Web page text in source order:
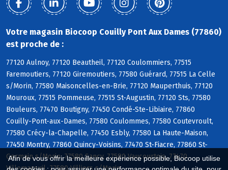
Afin de vous offrir la meilleure expérience possible, Biocoop utilise
Votre magasin Biocoop Couilly Pont Aux Dames (77860)
est proche de :
77120 Aulnoy, 77120 Beautheil, 77120 Coulommiers, 77515
Faremoutiers, 77120 Giremoutiers, 77580 Guérard, 77515 La Celle
s/Morin, 77580 Maisoncelles-en-Brie, 77120 Mauperthuis, 77120
Mouroux, 77515 Pommeuse, 77515 St-Augustin, 77120 Sts, 77580
Bouleurs, 77470 Boutigny, 77450 Condé-Ste-Libiaire, 77860
Couilly-Pont-aux-Dames, 77580 Coulommes, 77580 Coutevroult,
77580 Crécy-la-Chapelle, 77450 Esbly, 77580 La Haute-Maison,
77450 Montry, 77860 Quincy-Voisins, 77470 St-Fiacre, 77860 St-
Germain s/Morin, 77580 Sancy, 77580 Vaucourtois, 77470